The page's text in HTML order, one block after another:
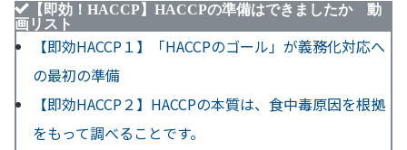
【即効！HACCP】HACCPの準備はできましたか 動
画リスト
【即効HACCP１】「HACCPのゴール」が義務化対応へ
の最初の準備
【即効HACCP２】HACCPの本質は、食中毒原因を根拠
をもって調べることです。